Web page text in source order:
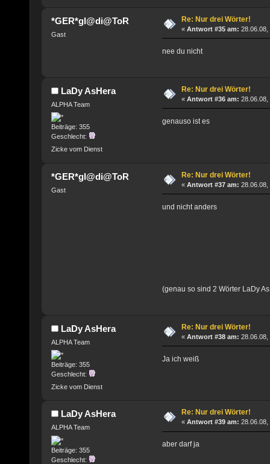
*GER*gl@di@ToR
Gast
Re: Nur drei Wörter!
« Antwort #35 am: 28.06.08,
nee du nicht
LaDy AsHera
ALPHA Team
Beiträge: 355
Geschlecht:
Zicke vom Dienst
Re: Nur drei Wörter!
« Antwort #36 am: 28.06.08,
genauso ist es
*GER*gl@di@ToR
Gast
Re: Nur drei Wörter!
« Antwort #37 am: 28.06.08,
und nicht anders
(genau so sind 2 Wörter LaDy
LaDy AsHera
ALPHA Team
Beiträge: 355
Geschlecht:
Zicke vom Dienst
Re: Nur drei Wörter!
« Antwort #38 am: 28.06.08,
Ja ich weiß
LaDy AsHera
ALPHA Team
Beiträge: 355
Geschlecht:
Re: Nur drei Wörter!
« Antwort #39 am: 28.06.08,
aber darf ja